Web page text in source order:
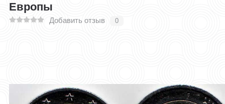
Европы
Добавить отзыв 0